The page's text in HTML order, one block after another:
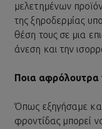
μελετημένων
της ξηροδερμίας
θέση τους σε μια
άνεση και την
Ποια αφρόλουτρα
Όπως εξηγήσαμε
φροντίδας μπορεί